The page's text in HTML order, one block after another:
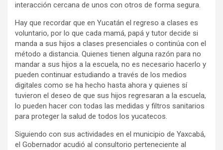
interacción cercana de unos con otros de forma segura.
Hay que recordar que en Yucatán el regreso a clases es
voluntario, por lo que cada mamá, papá y tutor decide si
manda a sus hijos a clases presenciales o continúa con el
método a distancia. Quienes tienen alguna razón para no
mandar a sus hijos a la escuela, no es necesario hacerlo y
pueden continuar estudiando a través de los medios
digitales como se ha hecho hasta ahora y quienes sí
tuvieron el deseo de que sus hijos regresaran a la escuela,
lo pueden hacer con todas las medidas y filtros sanitarios
para proteger la salud de todos los yucatecos.
Siguiendo con sus actividades en el municipio de Yaxcabá,
el Gobernador acudió al consultorio perteneciente al